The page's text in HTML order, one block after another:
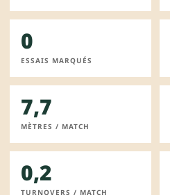
0
ESSAIS MARQUÉS
7,7
MÈTRES / MATCH
0,2
TURNOVERS / MATCH